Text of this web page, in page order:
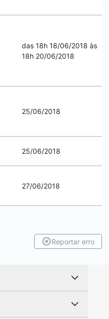
das 18h 18/06/2018 às
18h 20/06/2018
25/06/2018
25/06/2018
27/06/2018
Reportar erro